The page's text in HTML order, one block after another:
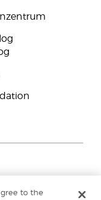
to the